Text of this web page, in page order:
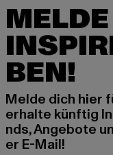
BEN!
Melde dich hier
erhalte künftig
nds, Angebote
er E-Mail!